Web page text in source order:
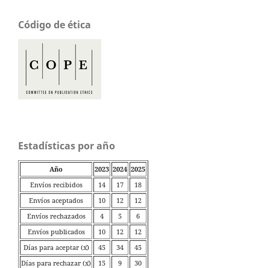
Código de ética
Estadísticas por año
Año 2023 2024 2025
Envíos recibidos
14 17
18
Envíos aceptados
10 12
12
Envíos rechazados
4 5
6
Envíos publicados
10 12
12
Días para aceptar (x̄)
45 34
45
Días para rechazar (x̄)
15 9
30